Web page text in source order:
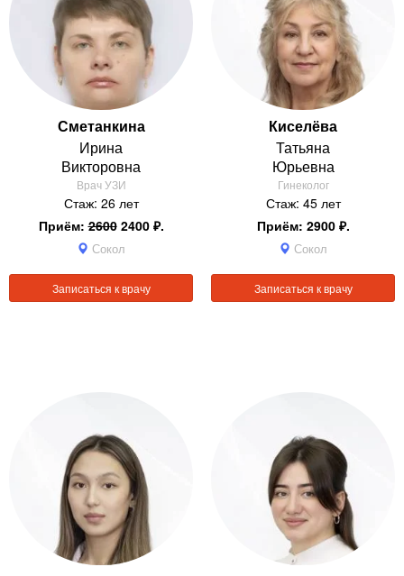
Сметанкина
Ирина
Викторовна
Врач УЗИ
Стаж: 26 лет
Приём:26002400 ₽.
Сокол
Записаться к врачу
Киселёва
Татьяна
Юрьевна
Гинеколог
Стаж: 45 лет
Приём: 2900 ₽.
Сокол
Записаться к врачу